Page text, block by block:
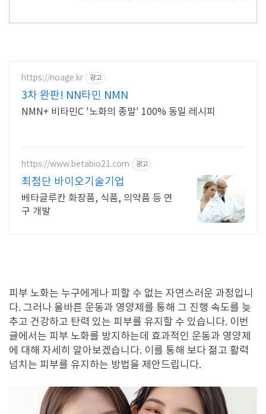
https://noage.kr 광고
3차 완판! NN타민 NMN
NMN+ 비타민C '노화의 종말' 100% 동일 레시피
https://www.betabio21.com 광고
최첨단 바이오기술기업
베타글루칸 화장품, 식품, 의약품 등 연
구 개발
피부 노화는 누구에게나 피할 수 없는 자연스러운 과정입니
다. 그러나 올바른 운동과 영양제를 통해 그 진행 속도를 늦
추고 건강하고 탄력 있는 피부를 유지할 수 있습니다. 이번
글에서는 피부 노화를 방지하는데 효과적인 운동과 영양제
에 대해 자세히 알아보겠습니다. 이를 통해 보다 젊고 활력
넘치는 피부를 유지하는 방법을 제안드립니다.